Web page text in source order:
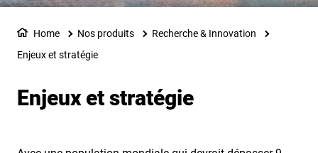
Home Nos produits
Recherche & Innovation
Enjeux et stratégie
Enjeux et stratégie